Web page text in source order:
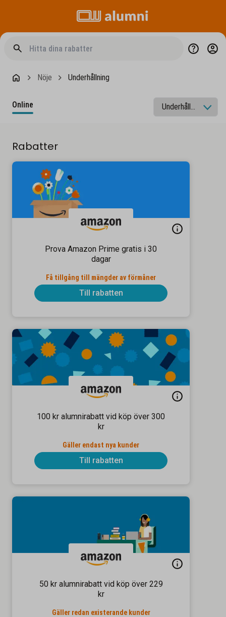
Nöje Underhållning
Online
Rabatter
Prova Amazon Prime gratis i 30
dagar
Få tillgång till mängder av förmåner
Till rabatten
100 kr alumnirabatt vid köp över 300
kr
Gäller endast nya kunder
Till rabatten
50 kr alumnirabatt vid köp över 229
kr
Gäller redan existerande kunder